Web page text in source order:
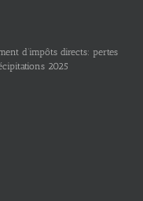
d’impôts directs: pertes
2025